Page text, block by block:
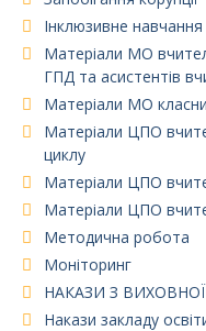
Інклюзивне навчання
Матеріали МО
ГПД та асистентів
Матеріали МО
Матеріали ЦПО
циклу
Матеріали ЦПО
Матеріали ЦПО
Методична робота
Моніторинг
НАКАЗИ З
Накази закладу